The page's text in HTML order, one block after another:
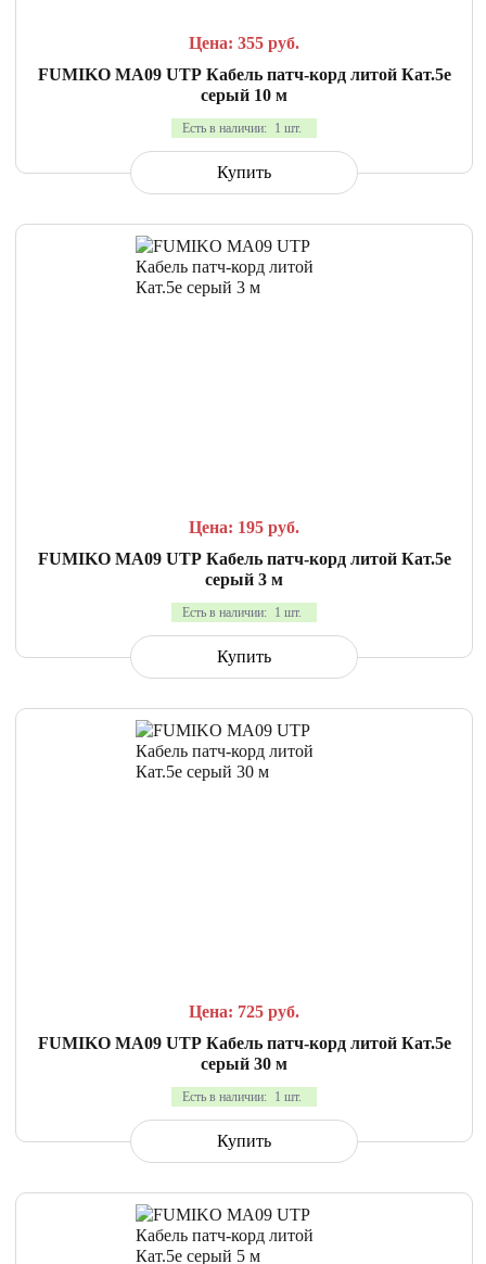
Цена: 355 руб.
FUMIKO MA09 UTP Кабель патч-корд литой Кат.5е
серый 10 м
Есть в наличии: 1 шт.
Купить
Цена: 195 руб.
FUMIKO MA09 UTP Кабель патч-корд литой Кат.5е
серый 3 м
Есть в наличии: 1 шт.
Купить
Цена: 725 руб.
FUMIKO MA09 UTP Кабель патч-корд литой Кат.5е
серый 30 м
Есть в наличии: 1 шт.
Купить